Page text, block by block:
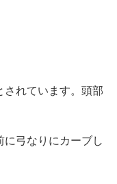
れています。頭部
弓なりにカーブし